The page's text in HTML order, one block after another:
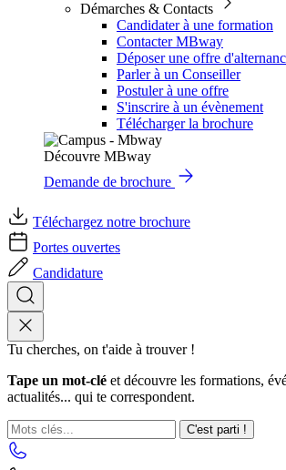
Démarches & Contacts
Candidater à une formation
Contacter MBway
Déposer une offre
Parler à un Conseiller
Postuler à une offre
S'inscrire à un évènement
Télécharger la brochure
Découvre MBway
Demande de brochure
Téléchargez notre brochure
Portes ouvertes
Candidature
Tu cherches, on t'aide à trouver !
Tape un mot-clé et découvre les formations,
actualités... qui te correspondent.
C'est parti !